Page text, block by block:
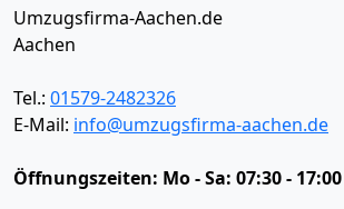
Umzugsfirma-Aachen.de
Aachen
Tel.: 01579-2482326
E-Mail: info@umzugsfirma-aachen.de
Öffnungszeiten: Mo - Sa: 07:30 -